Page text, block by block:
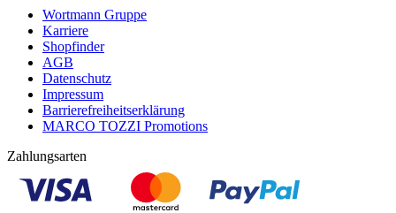
Wortmann Gruppe
Karriere
Shopfinder
AGB
Datenschutz
Impressum
Barrierefreiheitserklärung
MARCO TOZZI Promotions
Zahlungsarten